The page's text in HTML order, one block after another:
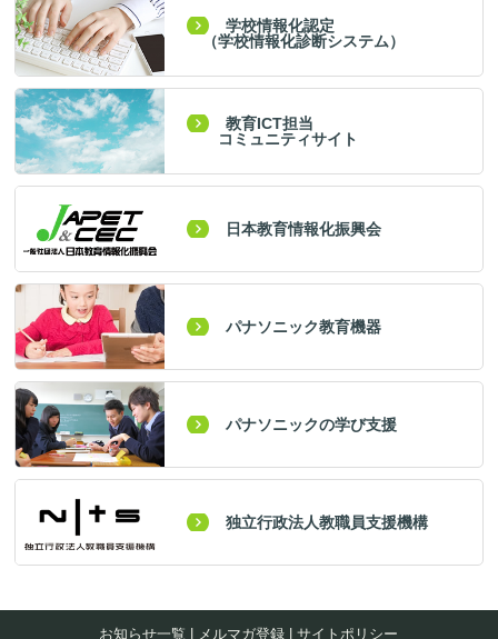
学校情報化認定
（学校情報化診断システム）
教育ICT担当
コミュニティサイト
日本教育情報化振興会
パナソニック教育機器
パナソニックの学び支援
独立行政法人教職員支援機構
お知らせ一覧 メルマガ登録 |サイトポリシー